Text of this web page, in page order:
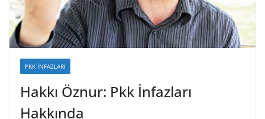
PKK İNFAZLARI
Hakkı Öznur: Pkk İnfazları
Hakkında